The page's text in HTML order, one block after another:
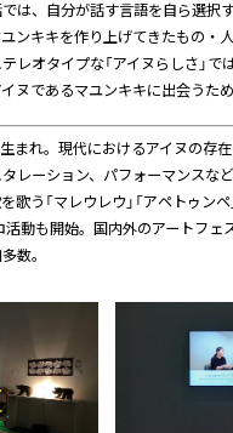
は、自分が話す言語を自ら選択
ンキキを作り上げてきたもの・
レオタイプな「アイヌらしさ」で
ヌであるマユンキキに出会うため
まれ。現代におけるアイヌの存
レーション、パフォーマンスな
歌う「マレウレウ」「アペトゥン
活動も開始。国内外のアートフェ
数。